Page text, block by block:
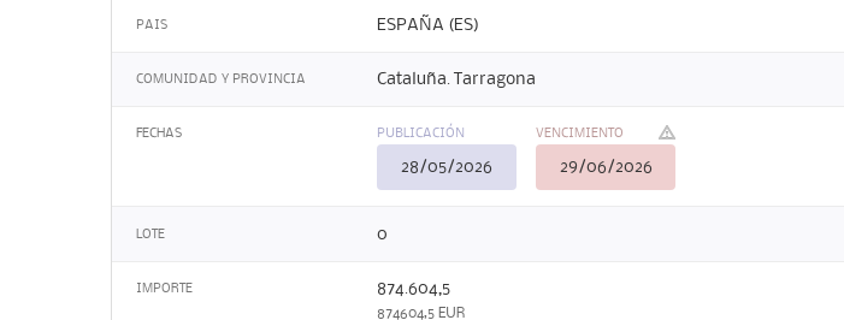
PAIS ESPAÑA (ES)
COMUNIDAD Y PROVINCIA Cataluña. Tarragona
FECHAS PUBLICACIÓN
28/05/2026
VENCIMIENTO
29/06/2026
LOTE 0
IMPORTE 874.604,5
874604,5 EUR